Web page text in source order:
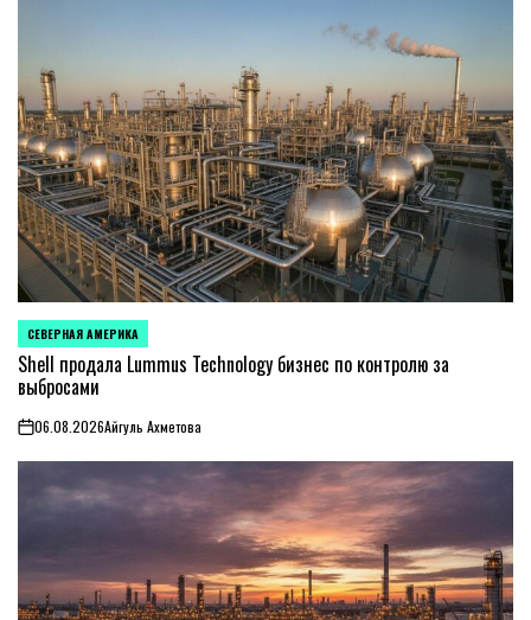
ОПУБЛИКОВАНО
В
СЕВЕРНАЯ АМЕРИКА
Shell продала Lummus Technology бизнес по контролю за
выбросами
on06.08.2026Айгуль Ахметова